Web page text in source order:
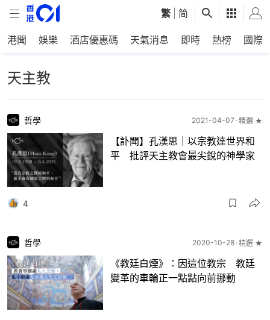
繁 简
港聞 娛樂 酒店優惠碼 天氣消息 即時 熱榜 國際
天主教
哲學 2021-04-07 精選 ★
【訃聞】孔漢思｜以宗教達世界和
平 批評天主教會最尖銳的神學家
4
哲學 2020-10-28 精選 ★
《教廷白煙》：因這位教宗 教廷
變革的車輪正一點點向前挪動